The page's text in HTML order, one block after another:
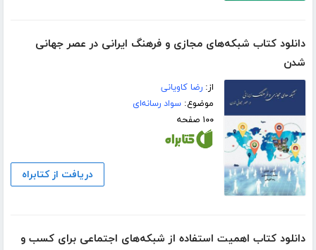
دانلود کتاب شبکه‌های مجازی و فرهنگ ایرانی در عصر جهانی
شدن
از:رضا کاویانی
موضوع:سواد رسانه‌ای
۱۰۰ صفحه
دریافت از کتابراه
دانلود کتاب اهمیت استفاده از شبکه‌های اجتماعی برای کسب و